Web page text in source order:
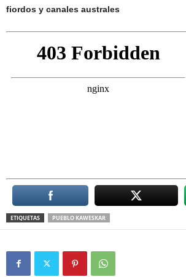
fiordos y canales australes
ETIQUETAS PUEBLO KAWESKAR